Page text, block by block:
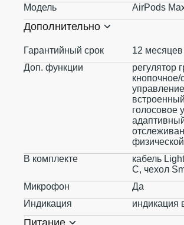
Модель
AirPods
Дополнительно
Гарантийный срок
12 месяцев
Доп. функции
регулятор
кнопочное/
голосовое
В комплекте
кабель
C, чехол
Микрофон
Да
Индикация
индикация
Питание